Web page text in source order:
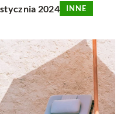
2024 INNE